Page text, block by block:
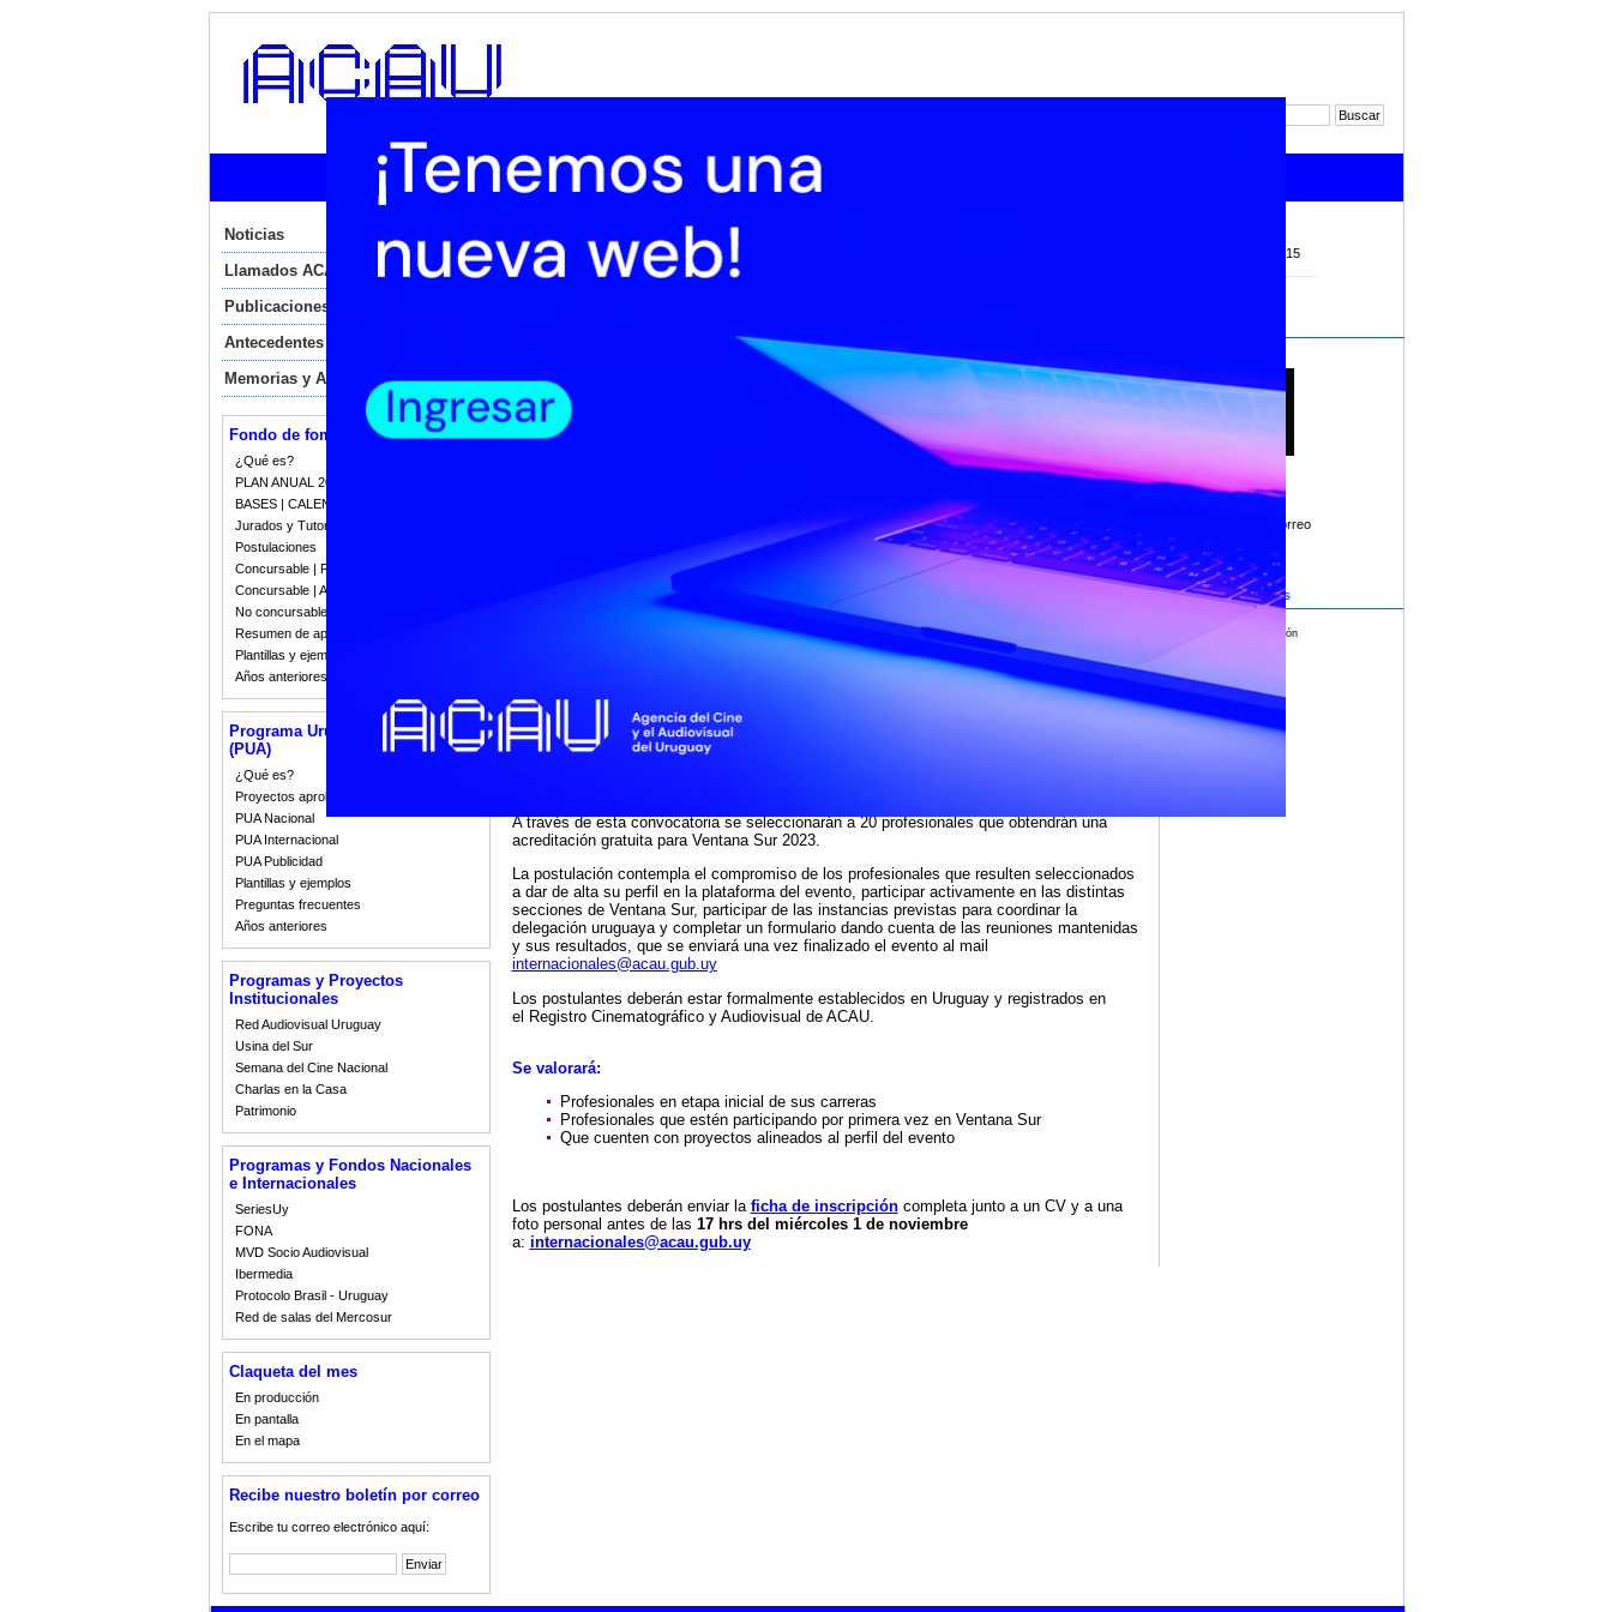
Inicio Institucional Normativa Trámites
Noticias
Llamados ACAU
Publicaciones
Antecedentes
Memorias y Auditorias
Fondo de fomento
¿Qué es?
PLAN ANUAL 2023
BASES | CALENDARIO 2023
Jurados y Tutorias
Postulaciones
Concursable | Fallos 2023
Concursable | Actas y Resoluciones
No concursable | Actas y Resoluciones
Resumen de apoyos 2008-2022
Plantillas y ejemplos
Años anteriores
Programa Uruguay Audiovisual
(PUA)
¿Qué es?
Proyectos aprobados
PUA Nacional
PUA Internacional
PUA Publicidad
Plantillas y ejemplos
Preguntas frecuentes
Años anteriores
Programas y Proyectos
Institucionales
Red Audiovisual Uruguay
Usina del Sur
Semana del Cine Nacional
Charlas en la Casa
Patrimonio
Programas y Fondos Nacionales
e Internacionales
SeriesUy
FONA
MVD Socio Audiovisual
Ibermedia
Protocolo Brasil - Uruguay
Red de salas del Mercosur
Claqueta del mes
En producción
En pantalla
En el mapa
Recibe nuestro boletín por correo
Escribe tu correo electrónico aquí:
Noticias 2021 Noticias 2020 Noticias 2015
Convocatoria: Acreditaciones gratuitas Ventana Sur 2023
La Agencia del Cine y el Audiovisual del Uruguay (ACAU) abre llamado a
profesionales del sector audiovisual interesadas en participar en Ventana Sur, que
tendrá lugar entre el 27 de noviembre y 1 de diciembre de 2023 en Buenos Aires,
Ventana Sur es uno de los mercados con mayor posicionamiento en la región, organizado
por el Marché du Film a través del Instituto Nacional de Cine y Artes Visuales de
Argentina. Es una oportunidad de intercambio, networking y trabajo para productores,
prestadores de servicios, programadores y demás actores del sector.
Con la intención de ampliar oportunidades de participación de profesionales del
audiovisual en mercados internacionales, ACAU convoca a interesados en participar del
evento a través de este llamado y así poder acceder a acreditaciones gratuitas.
Esta iniciativa continúa el trabajo en la estrategia de internacionalización de la industria
audiovisual uruguaya, a partir de la apertura de oportunidades de participación de
profesionales uruguayos en mercados y festivales internacionales.
A través de esta convocatoria se seleccionarán a 20 profesionales que obtendrán una
acreditación gratuita para Ventana Sur 2023.
La postulación contempla el compromiso de los profesionales que resulten seleccionados
a dar de alta su perfil en la plataforma del evento, participar activamente en las distintas
secciones de Ventana Sur, participar de las instancias previstas para coordinar la
delegación uruguaya y completar un formulario dando cuenta de las reuniones mantenidas
y sus resultados, que se enviará una vez finalizado el evento al mail
internacionales@acau.gub.uy
Los postulantes deberán estar formalmente establecidos en Uruguay y registrados en
el Registro Cinematográfico y Audiovisual de ACAU.
Se valorará:
Profesionales en etapa inicial de sus carreras
Profesionales que estén participando por primera vez en Ventana Sur
Que cuenten con proyectos alineados al perfil del evento
Los postulantes deberán enviar la ficha de inscripción completa junto a un CV y a una
foto personal antes de las 17 hrs del miércoles 1 de noviembre
a: internacionales@acau.gub.uy
Imprimir
Enviar por correo
Archivos adjuntos
Ficha de inscripción